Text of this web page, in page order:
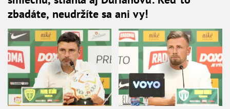
zbadáte, neudržíte sa ani vy!